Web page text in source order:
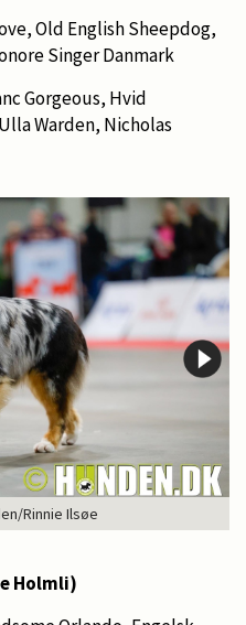
Old English Sheepdog,
Singer Danmark
Gorgeous, Hvid
Warden, Nicholas
Rinnie Ilsøe
Holmli)